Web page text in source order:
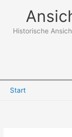
springenHistorische
Start